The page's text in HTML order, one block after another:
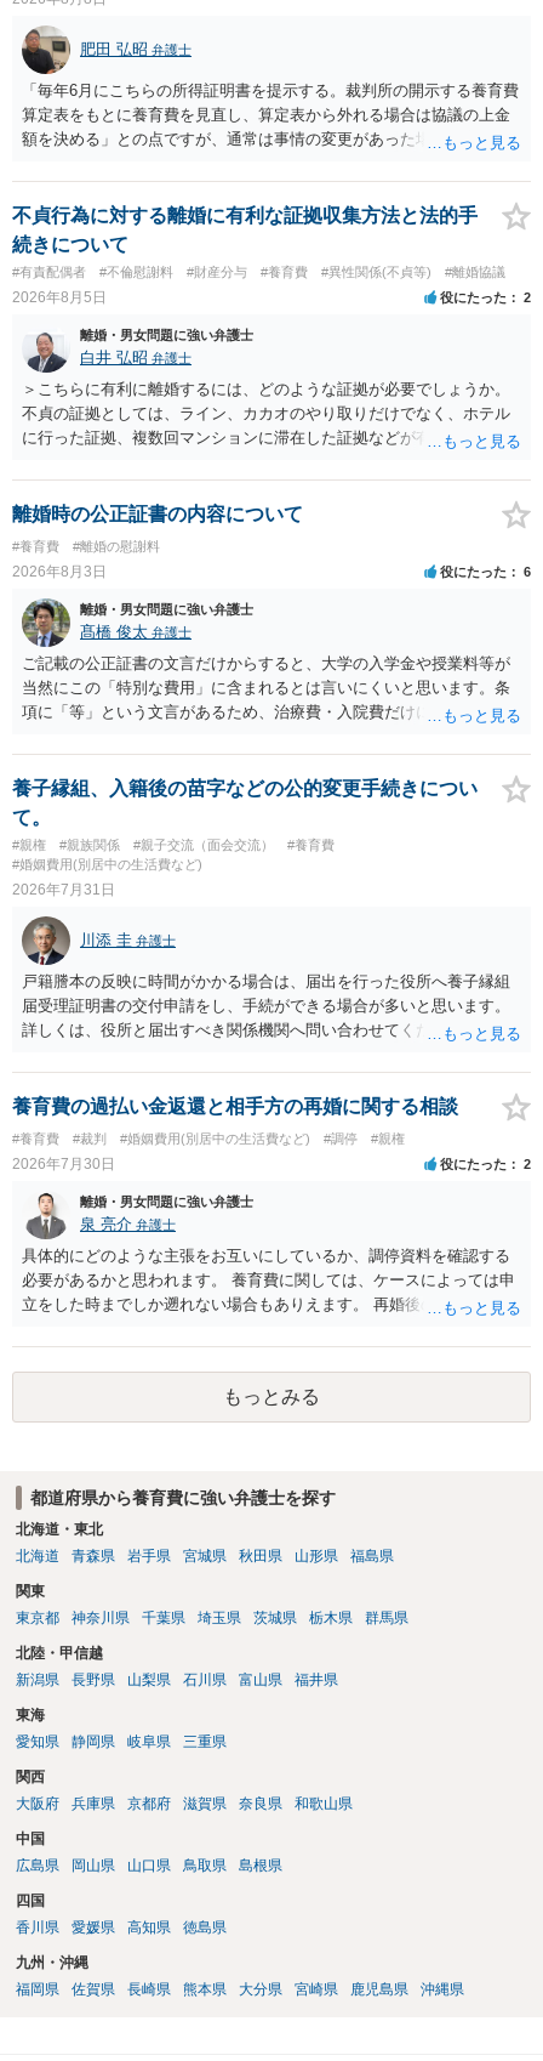
肥田 弘昭 弁護士
「毎年6月にこちらの所得証明書を提示する。裁判所の開示する養育費
算定表をもとに養育費を見直し、算定表から外れる場合は協議の上金
額を決める」との点ですが、通常は事情の変更があった場合に変更し
来なかった事情の変更により双方協議の上増減出来る」と「通知義務
に勤務先」が含まれているので、私に収入が入った事は相手に通知が
行く事になり、上記のような文言が無くても養育費の見直しは適宜出
来るかと思うのですが違うのでしょうか？との点はそのとおりかと思
います。養育費は事情の変更があった場合に変更するので毎年見直す
ことはあまりないです。ご参考にしてください。
不貞行為に対する離婚に有利な証拠収集方法と法的手
続きについて
#有責配偶者 #不倫慰謝料 #財産分与 #養育費 #異性関係(不貞等) #離婚協議
2026年8月5日 役にたった 2
離婚・男女問題に強い弁護士
白井 弘昭 弁護士
＞こちらに有利に離婚するには、どのような証拠が必要でしょうか。
不貞の証拠としては、ライン、カカオのやり取りだけでなく、ホテル
に行った証拠、複数回マンションに滞在した証拠などが有効です。 不
婚する、慰謝料をとるなど）ことができると思われます。 ただし、不
貞発覚後、長期間同居を続けると、不貞を許したとの評価につながる
離婚時の公正証書の内容について
#養育費 #離婚の慰謝料
2026年8月3日 役にたった 6
離婚・男女問題に強い弁護士
髙橋 俊太 弁護士
ご記載の公正証書の文言だけからすると、大学の入学金や授業料等が
当然にこの「特別な費用」に含まれるとは言いにくいと思います。条
項に「等」という文言があるため、治療費・入院費だけに限定される
れていますので、通常は、病気や事故によって臨時に必要となった医
療費その他これに類する特別支出を念頭に置いた条項と読むのが自然
です。したがって、大学の入学金、授業料、受験費用などの教育費に
ついてまで、「この条項があるから当然に半額を請求できる」とまで
は言いにくいと思われます。なお、通常、大学進学費用をどこまで負
担すべきかについては、離婚時の合意内容のほか、子どもの年齢、大
や費用などを踏まえて個別に検討することになります。公正証書の他
の条項において、養育費の終期についてどのように定められている
か、大学進学に関する定めの有無、「教育費」「進学費用」に関する
定めの有無等について確認する必要があると考えられます。
養子縁組、入籍後の苗字などの公的変更手続きについ
て。
#親権 #親族関係 #親子交流（面会交流）
#養育費
#婚姻費用(別居中の生活費など)
2026年7月31日
川添 圭 弁護士
戸籍謄本の反映に時間がかかる場合は、届出を行った役所へ養子縁組
届受理証明書の交付申請をし、手続ができる場合が多いと思います。
詳しくは、役所と届出すべき関係機関へ問い合わせてください。
養育費の過払い金返還と相手方の再婚に関する相談
#養育費 #裁判 #婚姻費用(別居中の生活費など) #調停 #親権
2026年7月30日 役にたった 2
離婚・男女問題に強い弁護士
泉 亮介 弁護士
具体的にどのような主張をお互いにしているか、調停資料を確認する
必要があるかと思われます。 養育費に関しては、ケースによっては申
立をした時までしか遡れない場合もありえます。 再婚後の相手方の行
養育費に関するやりとり等があればそちらについても確認する必要が
あるでしょう。 公開相談の場での回答よりも個別に弁護士にご相談さ
れることをお勧めいたします。もっとみる
都道府県から養育費に強い弁護士を探す
北海道・東北
北海道
青森県 岩手県 宮城県 秋田県 山形県 福島県
関東
東京都
神奈川県 千葉県 埼玉県 茨城県 栃木県 群馬県
北陸・甲信越
新潟県
長野県 山梨県 石川県 富山県 福井県
東海
愛知県
静岡県 岐阜県 三重県
関西
大阪府
兵庫県 京都府 滋賀県 奈良県 和歌山県
中国
広島県
岡山県 山口県 鳥取県 島根県
四国
香川県
愛媛県 高知県 徳島県
九州・沖縄
福岡県
佐賀県 長崎県 熊本県 大分県 宮崎県 鹿児島県 沖縄県